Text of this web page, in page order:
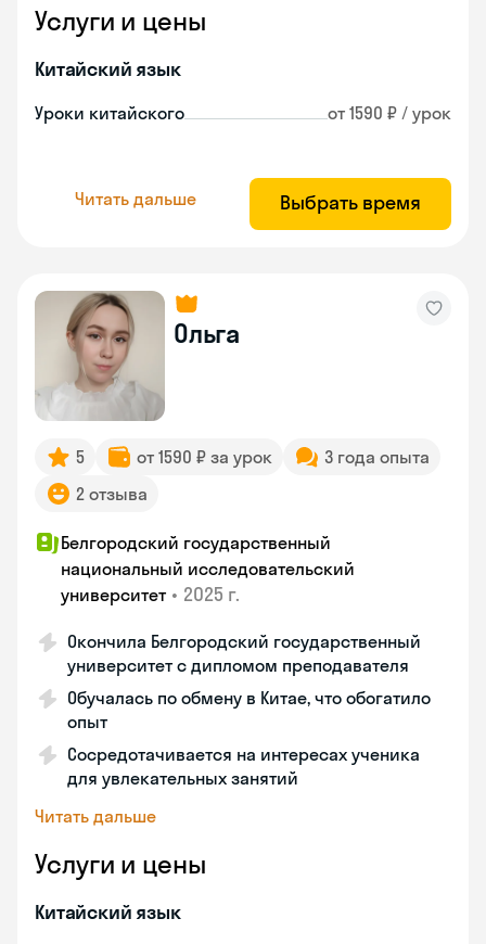
Услуги и цены
Китайский язык
Уроки китайского от 1590 ₽ / урок
Читать дальше Выбрать время
Ольга
5 от 1590 ₽ за урок
3 года опыта
2 отзыва
Белгородский государственный
национальный исследовательский
университет • 2025 г.
Окончила Белгородский государственный
университет с дипломом преподавателя
Обучалась по обмену в Китае, что обогатило
опыт
Сосредотачивается на интересах ученика
для увлекательных занятий
Читать дальше
Услуги и цены
Китайский язык